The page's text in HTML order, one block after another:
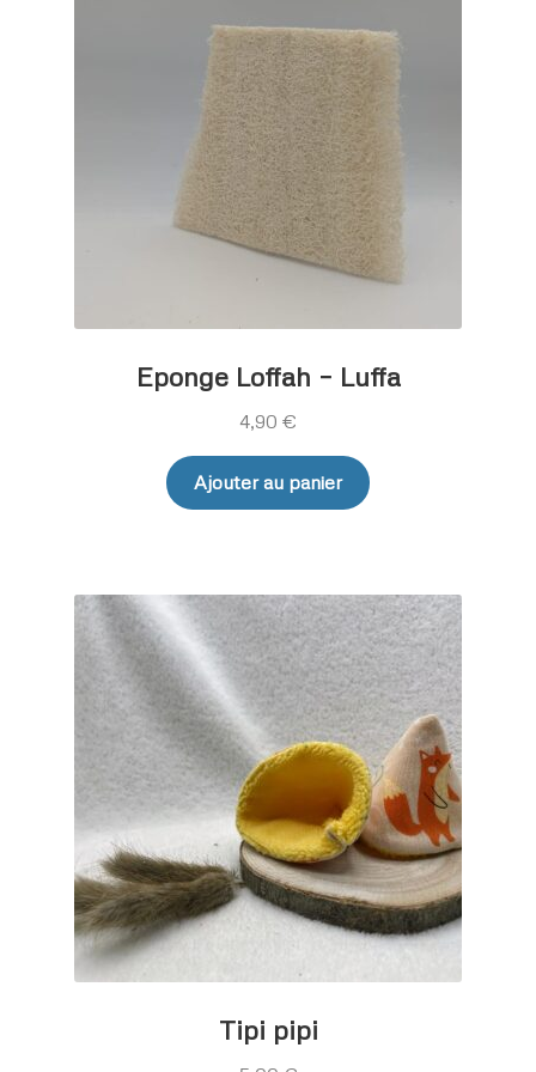
Eponge Loffah – Luffa
4,90 €
Ajouter au panier
Tipi pipi